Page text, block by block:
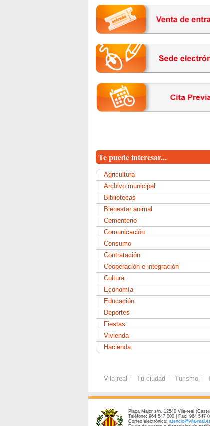
Te puede interesar...
Agricultura
Archivo municipal
Bibliotecas
Bienestar animal
Cementerio
Comunicación
Consumo
Contratación
Cooperación e integración
Cultura
Economía
Educación
Deportes
Fiestas
Vivienda
Hacienda
Vila-real Tu ciudad Turismo
Plaça Major s/n. 12540 Vila-real
Teléfono: 964 547 000 | Fax: 964 547
Correo electrónico: atencio@vila-